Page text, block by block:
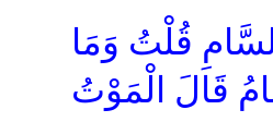
قُلْتُ وَمَا
قَالَ الْمَوْتُ